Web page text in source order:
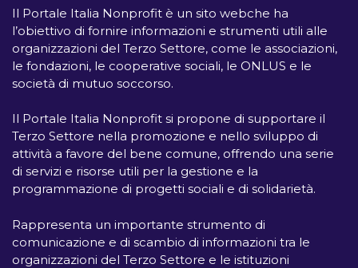
Il Portale Italia Nonprofit è un sito webche ha
l’obiettivo di fornire informazioni e strumenti utili alle
organizzazioni del Terzo Settore, come le associazioni,
le fondazioni, le cooperative sociali, le ONLUS e le
società di mutuo soccorso.
Il Portale Italia Nonprofit si propone di supportare il
Terzo Settore nella promozione e nello sviluppo di
attività a favore del bene comune, offrendo una serie
di servizi e risorse utili per la gestione e la
programmazione di progetti sociali e di solidarietà.
Rappresenta un importante strumento di
comunicazione e di scambio di informazioni tra le
organizzazioni del Terzo Settore e le istituzioni